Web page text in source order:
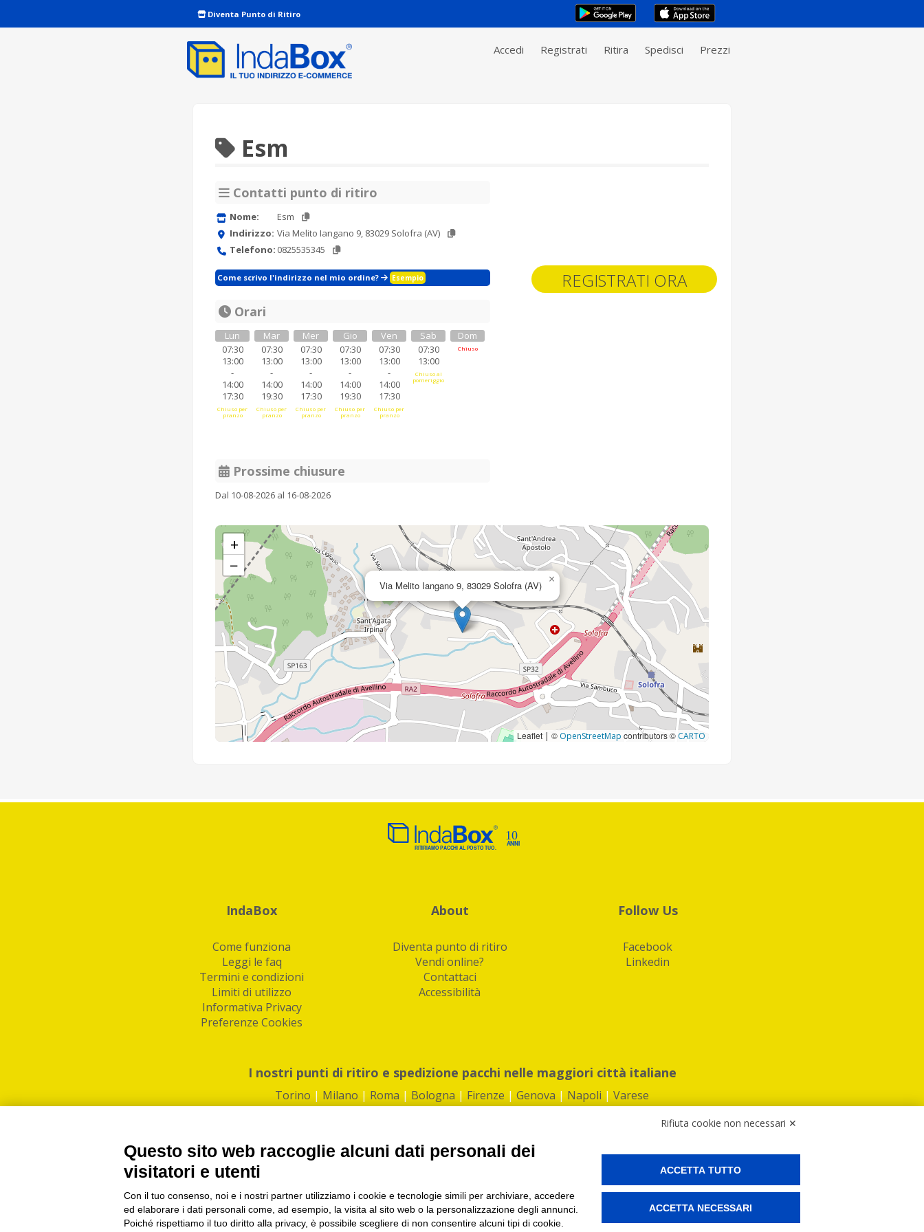
Diventa Punto di Ritiro
Accedi Registrati Ritira Spedisci Prezzi
REGISTRATI ORA
Esm
Contatti punto di ritiro
Nome:
Esm
Indirizzo: Via Melito Iangano 9, 83029 Solofra (AV)
Telefono: 0825535345
Come scrivo l'indirizzo nel mio ordine? Esempio
Orari
Lun
07:30
13:00
-
14:00
17:30
Chiuso per
pranzo
Mar
07:30
13:00
-
14:00
19:30
Chiuso per
pranzo
Mer
07:30
13:00
-
14:00
17:30
Chiuso per
pranzo
Gio
07:30
13:00
-
14:00
19:30
Chiuso per
pranzo
Ven
07:30
13:00
-
14:00
17:30
Chiuso per
pranzo
Sab
07:30
13:00
Chiuso al
pomeriggio
Dom
Chiuso
Prossime chiusure
Dal 10-08-2026 al 16-08-2026
Via Melito Iangano 9, 83029 Solofra (AV) ×
+
−
Leaflet | © OpenStreetMap contributors © CARTO
IndaBox
Come funziona
Leggi le faq
Termini e condizioni
Limiti di utilizzo
Informativa Privacy
Preferenze Cookies
About
Diventa punto di ritiro
Vendi online?
Contattaci
Accessibilità
Follow Us
Facebook
Linkedin
I nostri punti di ritiro e spedizione pacchi nelle maggiori città italiane
Torino | Milano | Roma | Bologna | Firenze | Genova | Napoli | Varese
PI/CF/N°Iscr.: 10821360012 | REA: RM 1494760 | Cap.Soc.: 50.000€ |Whistleblowing|Privacy|Preferenze Cookies
IndaBox | Oltre 11.500 punti di ritiro tra Bar, Tabaccai, Edicole e Kipoint per ritirare i tuoi acquisti online e spedire i tuoi pacchi.
Rifiuta cookie non necessari ✕
Questo sito web raccoglie alcuni dati personali dei
visitatori e utenti
Con il tuo consenso, noi e i nostri partner utilizziamo i cookie e tecnologie simili per archiviare, accedere
ed elaborare i dati personali come, ad esempio, la visita al sito web o la personalizzazione degli annunci.
Poiché rispettiamo il tuo diritto alla privacy, è possibile scegliere di non consentire alcuni tipi di cookie.
ACCETTA TUTTO
ACCETTA NECESSARI